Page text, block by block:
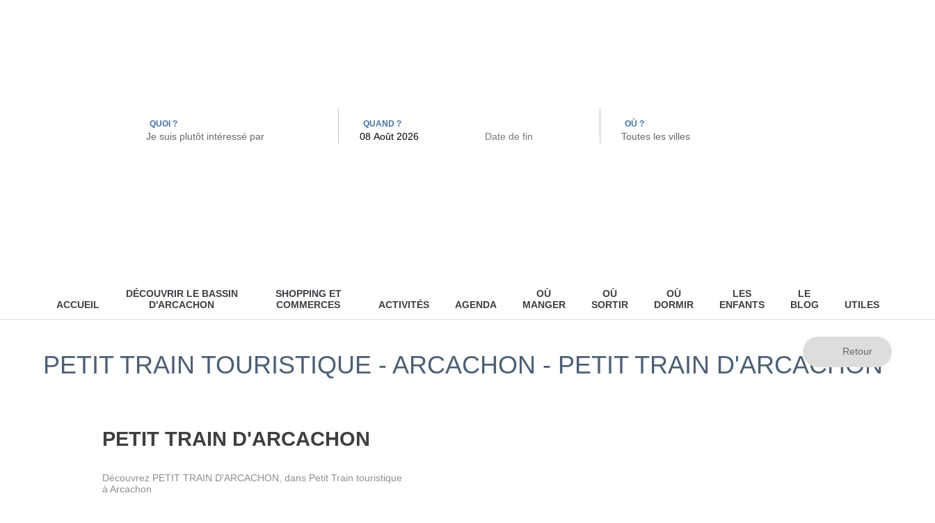
QUOI ? QUAND ? OÙ ?
ACCUEIL
DÉCOUVRIR LE BASSIN
D'ARCACHON
SHOPPING ET
COMMERCES
ACTIVITÉS AGENDA
OÙ
MANGER
OÙ
SORTIR
OÙ
DORMIR
LES
ENFANTS
LE
BLOG
UTILES
PETIT TRAIN TOURISTIQUE - ARCACHON - PETIT TRAIN D'ARCACHON
PETIT TRAIN D'ARCACHON
Découvrez PETIT TRAIN D'ARCACHON, dans Petit Train touristique
à Arcachon